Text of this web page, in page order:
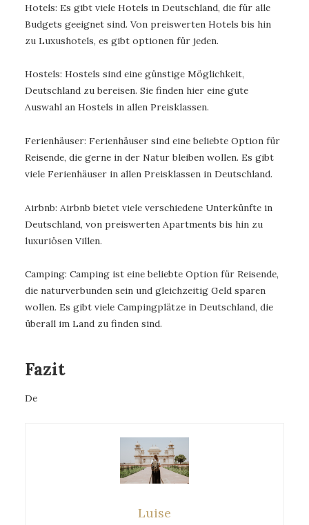
Hotels: Es gibt viele Hotels in Deutschland, die für alle
Budgets geeignet sind. Von preiswerten Hotels bis hin
zu Luxushotels, es gibt optionen für jeden.
Hostels: Hostels sind eine günstige Möglichkeit,
Deutschland zu bereisen. Sie finden hier eine gute
Auswahl an Hostels in allen Preisklassen.
Ferienhäuser: Ferienhäuser sind eine beliebte Option für
Reisende, die gerne in der Natur bleiben wollen. Es gibt
viele Ferienhäuser in allen Preisklassen in Deutschland.
Airbnb: Airbnb bietet viele verschiedene Unterkünfte in
Deutschland, von preiswerten Apartments bis hin zu
luxuriösen Villen.
Camping: Camping ist eine beliebte Option für Reisende,
die naturverbunden sein und gleichzeitig Geld sparen
wollen. Es gibt viele Campingplätze in Deutschland, die
überall im Land zu finden sind.
Fazit
De
Luise